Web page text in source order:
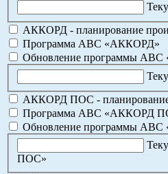
АККОРД - планирование
Программа АВС «АККОРД»
Обновление программы
АККОРД ПОС - планирование
Программа АВС «АККОРД
Обновление программы
ПОС»